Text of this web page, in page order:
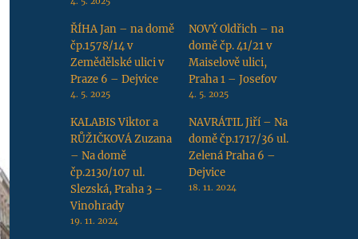
ŘÍHA Jan – na domě
čp.1578/14 v
Zemědělské ulici v
Praze 6 – Dejvice
4. 5. 2025
NOVÝ Oldřich – na
domě čp. 41/21 v
Maiselově ulici,
Praha 1 – Josefov
4. 5. 2025
KALABIS Viktor a
RŮŽIČKOVÁ Zuzana
– Na domě
čp.2130/107 ul.
Slezská, Praha 3 –
Vinohrady
19. 11. 2024
NAVRÁTIL Jiří – Na
domě čp.1717/36 ul.
Zelená Praha 6 –
Dejvice
18. 11. 2024